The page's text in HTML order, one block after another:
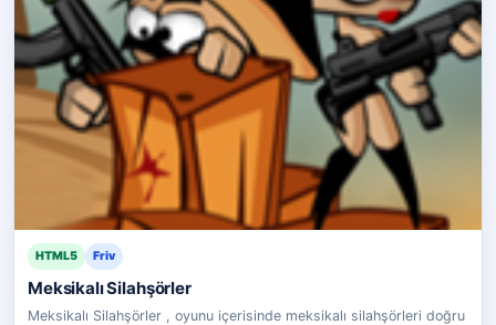
HTML5 Friv
Meksikalı Silahşörler
Meksikalı Silahşörler , oyunu içerisinde meksikalı silahşörleri doğru